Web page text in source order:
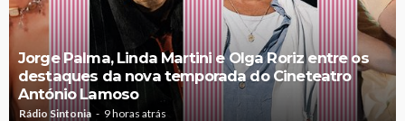
Jorge Palma, Linda Martini e Olga Roriz entre os
destaques da nova temporada do Cineteatro
António Lamoso
Rádio Sintonia 9 horas atrás